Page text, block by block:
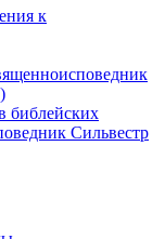
к
библейских
Сильвестр